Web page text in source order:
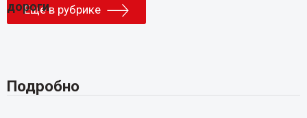
Еще в рубрике
Подробно